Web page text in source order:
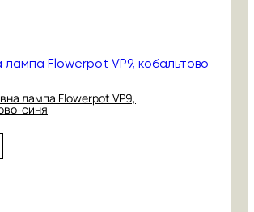
лампа Flowerpot VP9,
синя